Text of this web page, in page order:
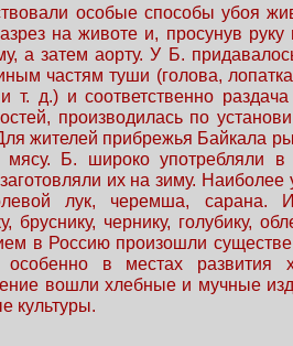
особые способы убоя
на животе и, просунув
а затем аорту. У Б.
частям туши (голова,
т. д.) и соответственно
производилась по
жителей прибрежья Байкала
мясу. Б. широко употребляли
их на зиму.
лук, черемша, сарана.
бруснику, чернику, голубику,
в Россию произошли
особенно в местах развития
вошли хлебные и мучные
культуры.